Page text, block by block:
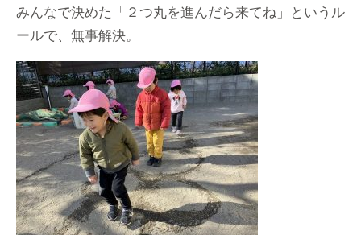
みんなで決めた「２つ丸を進んだら来てね」というル
ールで、無事解決。